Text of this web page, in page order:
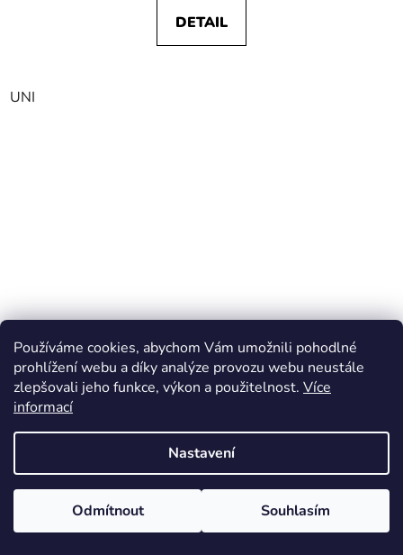
Používáme cookies, abychom Vám umožnili pohodlné
prohlížení webu a díky analýze provozu webu neustále
zlepšovali jeho funkce, výkon a použitelnost. Více
informací
Nastavení
Odmítnout Souhlasím
DETAIL
UNI